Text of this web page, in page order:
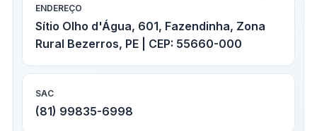
ENDEREÇO
Sítio Olho d'Água, 601, Fazendinha, Zona
Rural Bezerros, PE | CEP: 55660-000
SAC
(81) 99835-6998